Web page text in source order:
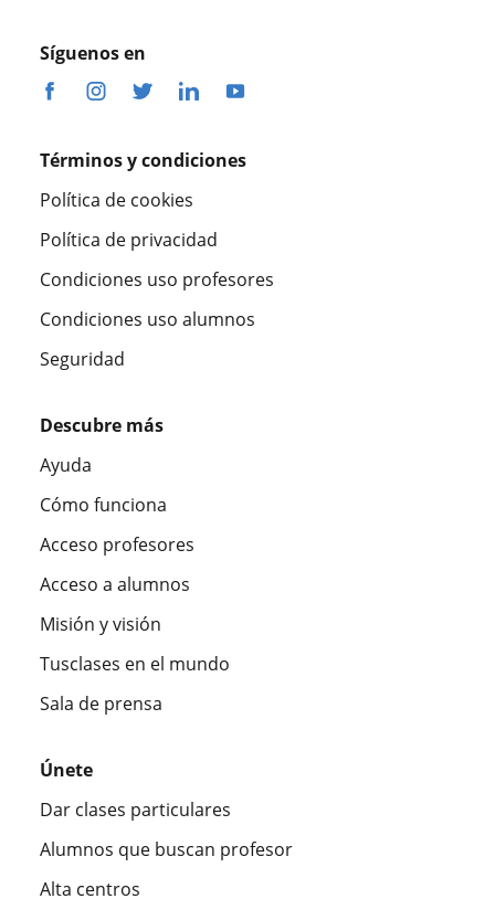
Síguenos en
Términos y condiciones
Política de cookies
Política de privacidad
Condiciones uso profesores
Condiciones uso alumnos
Seguridad
Descubre más
Ayuda
Cómo funciona
Acceso profesores
Acceso a alumnos
Misión y visión
Tusclases en el mundo
Sala de prensa
Únete
Dar clases particulares
Alumnos que buscan profesor
Alta centros